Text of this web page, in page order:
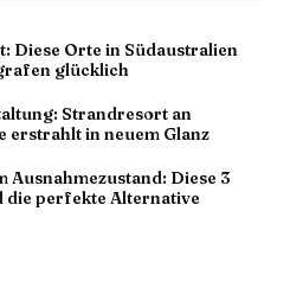
Diese Orte in Südaustralien
glücklich
Strandresort an
erstrahlt in neuem Glanz
Ausnahmezustand: Diese 3
die perfekte Alternative